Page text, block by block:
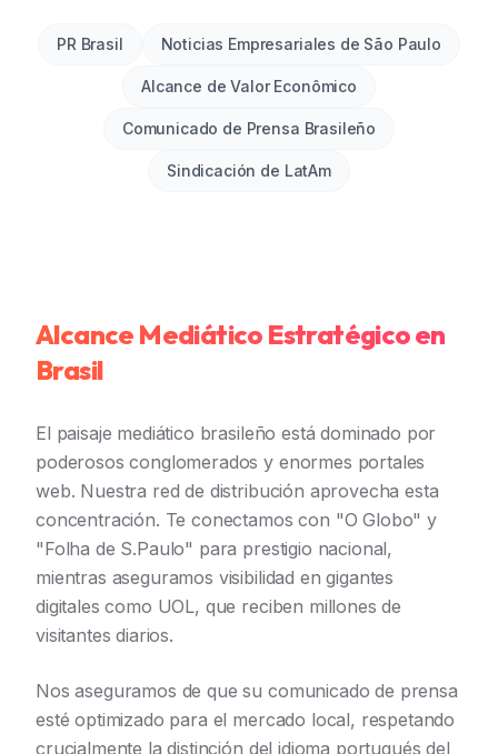
PR Brasil Noticias Empresariales de São Paulo
Alcance de Valor Econômico
Comunicado de Prensa Brasileño
Sindicación de LatAm
Alcance Mediático Estratégico en
Brasil
El paisaje mediático brasileño está dominado por
poderosos conglomerados y enormes portales
web. Nuestra red de distribución aprovecha esta
concentración. Te conectamos con "O Globo" y
"Folha de S.Paulo" para prestigio nacional,
mientras aseguramos visibilidad en gigantes
digitales como UOL, que reciben millones de
visitantes diarios.
Nos aseguramos de que su comunicado de prensa
esté optimizado para el mercado local, respetando
crucialmente la distinción del idioma portugués del